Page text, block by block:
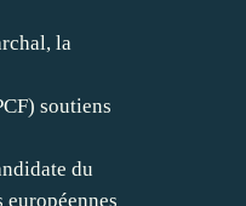
la
soutiens
du